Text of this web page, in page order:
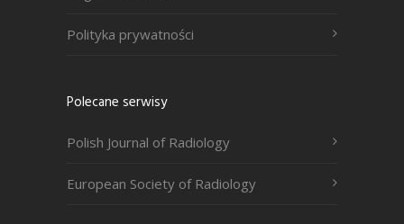
Polityka prywatności
Polecane serwisy
Polish Journal of Radiology
European Society of Radiology